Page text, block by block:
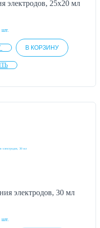
электродов, 25х20 мл
шт.
В КОРЗИНУ
электродов, 30 мл
шт.